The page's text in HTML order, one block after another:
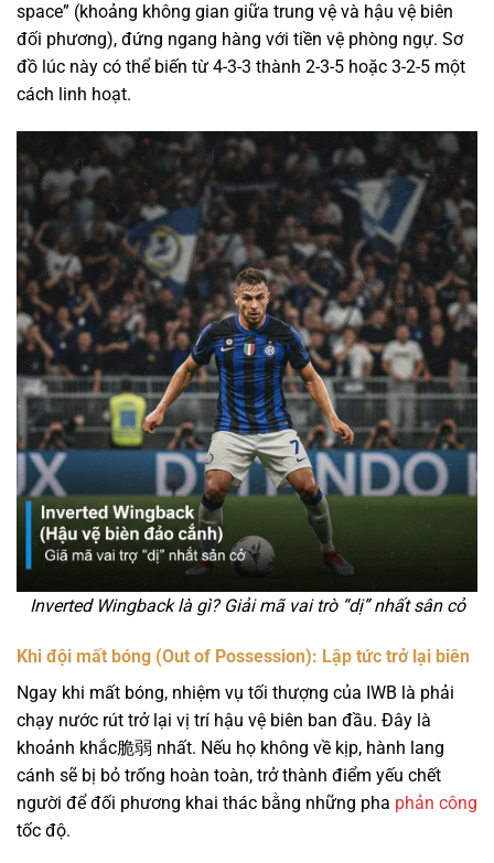
space” (khoảng không gian giữa trung vệ và hậu vệ biên
đối phương), đứng ngang hàng với tiền vệ phòng ngự. Sơ
đồ lúc này có thể biến từ 4-3-3 thành 2-3-5 hoặc 3-2-5 một
cách linh hoạt.
Inverted Wingback là gì? Giải mã vai trò “dị” nhất sân cỏ
Khi đội mất bóng (Out of Possession): Lập tức trở lại biên
Ngay khi mất bóng, nhiệm vụ tối thượng của IWB là phải
chạy nước rút trở lại vị trí hậu vệ biên ban đầu. Đây là
khoảnh khắc脆弱 nhất. Nếu họ không về kịp, hành lang
cánh sẽ bị bỏ trống hoàn toàn, trở thành điểm yếu chết
người để đối phương khai thác bằng những pha phản công
tốc độ.